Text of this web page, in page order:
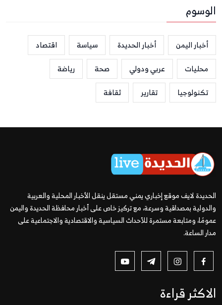
الوسوم
أخبار اليمن أخبار الحديدة سياسة
اقتصاد
محليات
عربي ودولي صحة
رياضة
تكنولوجيا
تقارير ثقافة
الحديدة لايف موقع إخباري يمني مستقل ينقل الأخبار المحلية والعربية
والدولية بمصداقية وسرعة، مع تركيز خاص على أخبار محافظة الحديدة واليمن
عمومًا، ومتابعة مستمرة للأحداث السياسية والاقتصادية والاجتماعية على
مدار الساعة.
الاكثر قراءة